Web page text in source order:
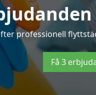
professionell
Få 3